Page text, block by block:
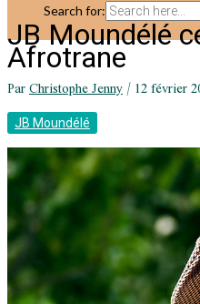
Search for:
JB Moundélé
Afrotrane
ParChristophe Jenny/12 février
JB Moundélé